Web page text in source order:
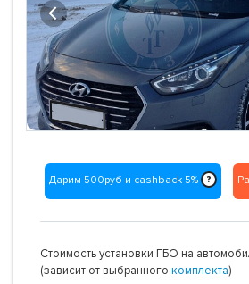
Previous
Дарим 500руб и cashback 5% ?
Стоимость установки ГБО на
(зависит от выбранного комплекта)